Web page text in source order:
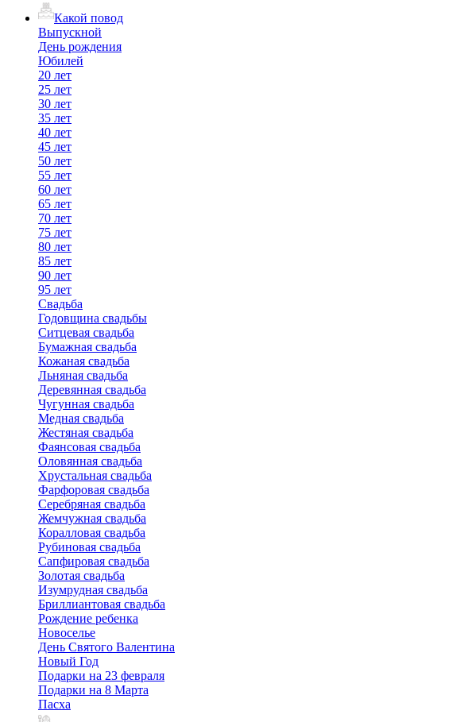
Какой повод
Выпускной
День рождения
Юбилей
20 лет
25 лет
30 лет
35 лет
40 лет
45 лет
50 лет
55 лет
60 лет
65 лет
70 лет
75 лет
80 лет
85 лет
90 лет
95 лет
Свадьба
Годовщина свадьбы
Ситцевая свадьба
Бумажная свадьба
Кожаная свадьба
Льняная свадьба
Деревянная свадьба
Чугунная свадьба
Медная свадьба
Жестяная свадьба
Фаянсовая свадьба
Оловянная свадьба
Хрустальная свадьба
Фарфоровая свадьба
Серебряная свадьба
Жемчужная свадьба
Коралловая свадьба
Рубиновая свадьба
Сапфировая свадьба
Золотая свадьба
Изумрудная свадьба
Бриллиантовая свадьба
Рождение ребенка
Новоселье
День Святого Валентина
Новый Год
Подарки на 23 февраля
Подарки на 8 Марта
Пасха